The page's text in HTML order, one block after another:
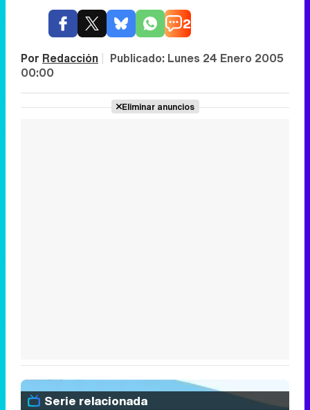
2
Por Redacción | Publicado: Lunes 24 Enero 2005
00:00
Eliminar anuncios
Serie relacionada